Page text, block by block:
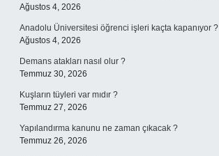
Ağustos 4, 2026
Anadolu Üniversitesi öğrenci işleri kaçta kapanıyor ?
Ağustos 4, 2026
Demans atakları nasıl olur ?
Temmuz 30, 2026
Kuşların tüyleri var mıdır ?
Temmuz 27, 2026
Yapılandırma kanunu ne zaman çıkacak ?
Temmuz 26, 2026